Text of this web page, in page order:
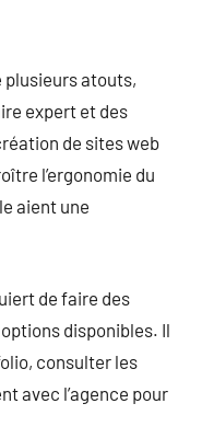
plusieurs atouts,
expert et des
de sites web
l’ergonomie du
aient une
de faire des
disponibles. Il
consulter les
avec l’agence pour